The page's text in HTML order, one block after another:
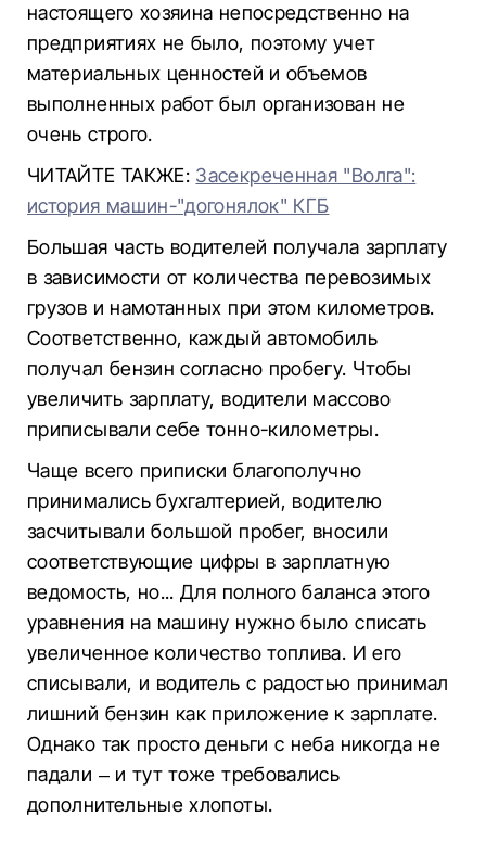
настоящего хозяина непосредственно на
предприятиях не было, поэтому учет
материальных ценностей и объемов
выполненных работ был организован не
очень строго.
ЧИТАЙТЕ ТАКЖЕ: Засекреченная "Волга":
история машин-"догонялок" КГБ
Большая часть водителей получала зарплату
в зависимости от количества перевозимых
грузов и намотанных при этом километров.
Соответственно, каждый автомобиль
получал бензин согласно пробегу. Чтобы
увеличить зарплату, водители массово
приписывали себе тонно-километры.
Чаще всего приписки благополучно
принимались бухгалтерией, водителю
засчитывали большой пробег, вносили
соответствующие цифры в зарплатную
ведомость, но... Для полного баланса этого
уравнения на машину нужно было списать
увеличенное количество топлива. И его
списывали, и водитель с радостью принимал
лишний бензин как приложение к зарплате.
Однако так просто деньги с неба никогда не
падали – и тут тоже требовались
дополнительные хлопоты.